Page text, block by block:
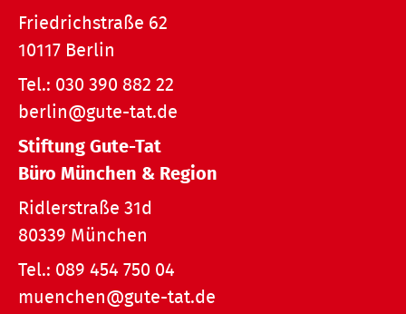
Friedrichstraße 62
10117 Berlin
Tel.: 030 390 882 22
berlin@gute-tat.de
Stiftung Gute-Tat
Büro München & Region
Ridlerstraße 31d
80339 München
Tel.: 089 454 750 04
muenchen@gute-tat.de